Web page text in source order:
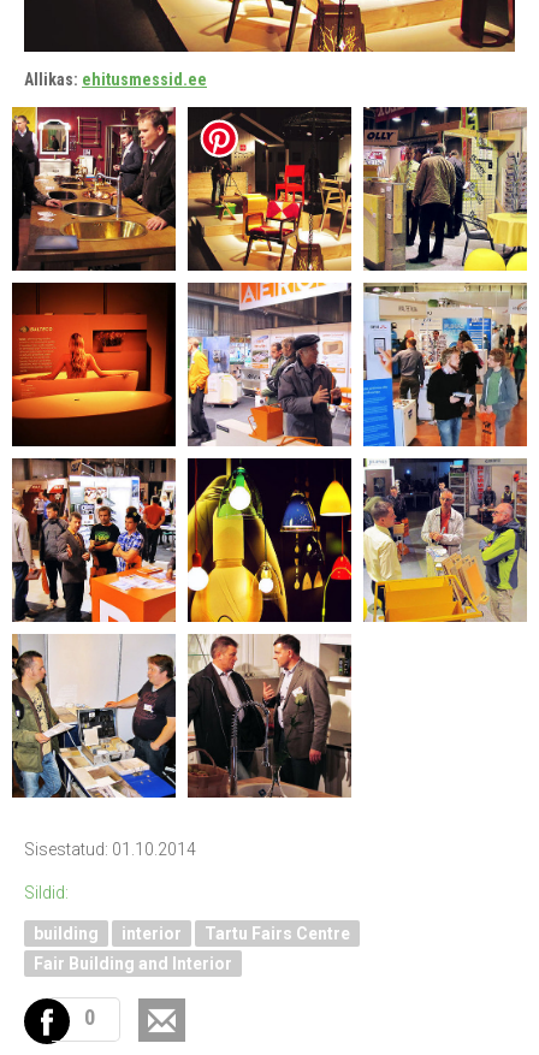
Allikas: ehitusmessid.ee
Sisestatud: 01.10.2014
Sildid:
building interior
Tartu Fairs Centre
Fair Building and Interior
0